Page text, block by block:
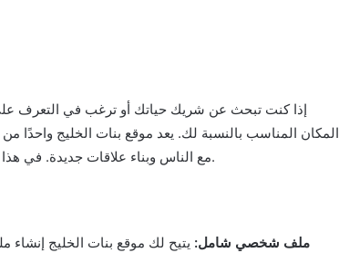
إذا كنت تبحث عن شريك حياتك أو ترغب في التعرف
المكان المناسب بالنسبة لك. يعد موقع بنات الخليج واحدًا
مع الناس وبناء علاقات جديدة. في هذا القسم، سنستعرض بعض خصائص ومميزات الموقع وسعر اشتراكه.
• ملف شخصي شامل: يتيح لك موقع بنات الخليج